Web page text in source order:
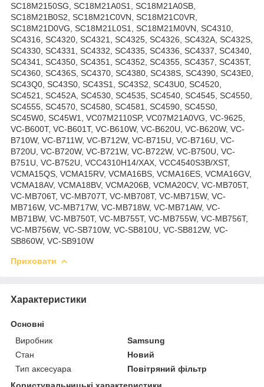
SC18M2150SG, SC18M21A0S1, SC18M21A0SB,
SC18M21B0S2, SC18M21C0VN, SC18M21C0VR,
SC18M21D0VG, SC18M21L0S1, SC18M21M0VN, SC4310,
SC4316, SC4320, SC4321, SC4325, SC4326, SC432A, SC432S,
SC4330, SC4331, SC4332, SC4335, SC4336, SC4337, SC4340,
SC4341, SC4350, SC4351, SC4352, SC4355, SC4357, SC435T,
SC4360, SC436S, SC4370, SC4380, SC438S, SC4390, SC43E0,
SC43Q0, SC43S0, SC43S1, SC43S2, SC43U0, SC4520,
SC4521, SC452A, SC4530, SC4535, SC4540, SC4545, SC4550,
SC4555, SC4570, SC4580, SC4581, SC4590, SC45S0,
SC45W0, SC45W1, VC07M2110SP, VC07M21A0VG, VC-9625,
VC-B600T, VC-B601T, VC-B610W, VC-B620U, VC-B620W, VC-
B710W, VC-B711W, VC-B712W, VC-B715U, VC-B716U, VC-
B720U, VC-B720W, VC-B721W, VC-B722W, VC-B750U, VC-
B751U, VC-B752U, VCC4310H14/XAX, VCC4540S3B/XST,
VCMA15QS, VCMA15RV, VCMA16BS, VCMA16ES, VCMA16GV,
VCMA18AV, VCMA18BV, VCMA206B, VCMA20CV, VC-MB705T,
VC-MB706T, VC-MB707T, VC-MB708T, VC-MB715W, VC-
MB716W, VC-MB717W, VC-MB718W, VC-MB71AW, VC-
MB71BW, VC-MB750T, VC-MB755T, VC-MB755W, VC-MB756T,
VC-MB756W, VC-SB710W, VC-SB810U, VC-SB812W, VC-
SB860W, VC-SB910W
Приховати
Характеристики
Основні
Виробник
Samsung
Стан
Новий
Тип аксесуара
Повітряний фільтр
Користувальницькі характеристики